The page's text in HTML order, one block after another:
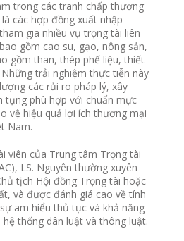
trong các tranh chấp thương
các hợp đồng xuất nhập
gia nhiều vụ trọng tài liên
gồm cao su, gạo, nông sản,
gồm than, thép phế liệu, thiết
trải nghiệm thực tiễn này
các rủi ro pháp lý, xây
tụng phù hợp với chuẩn mực
vệ hiệu quả lợi ích thương mại
Nam.
viên của Trung tâm Trọng tài
LS. Nguyên thường xuyên
tịch Hội đồng Trọng tài hoặc
và được đánh giá cao về tính
am hiểu thủ tục và khả năng
thống dân luật và thông luật.